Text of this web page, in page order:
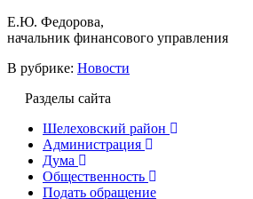
Е.Ю. Федорова,
начальник финансового управления
В рубрике: Новости
Разделы сайта
Шелеховский район
Администрация
Дума
Общественность
Подать обращение